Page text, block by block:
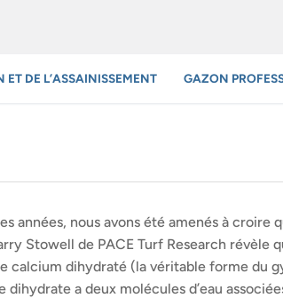
DE L’ASSAINISSEMENT GAZON
années, nous avons été amenés à
Stowell de PACE Turf Research révèle
calcium dihydraté (la véritable forme du
a deux molécules d’eau